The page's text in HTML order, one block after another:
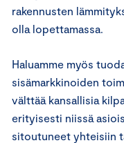
rakennusten
olla lopettamassa.
Haluamme myös
sisämarkkinoiden
välttää kansallisia
erityisesti niissä
sitoutuneet yhteisiin